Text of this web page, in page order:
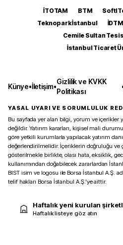
İTOTAM BTM
Teknopark İstanbul
Cemile Sultan
İstanbul Ticaret
Künye•İletişim•
Gizlilik ve KVKK
Politikası
YASAL UYARI VE SORUMLULUK
Bu sayfada yer alan bilgi, yorum ve içerikler
değildir. Yatırım kararları, kişisel mali
göre yetkili kurumlarla yapılacak yatırım
değerlendirilmelidir. İçeriklerin doğruluğu
gösterilmekle birlikte, olası hata, eksiklik,
kullanımından doğabilecek zararlardan
BIST isim ve logosu ile Borsa İstanbul A.Ş.
telif hakları Borsa İstanbul A.Ş.’ye aittir.
Haftalık yeni kurulan
Haftalık listeye göz atın